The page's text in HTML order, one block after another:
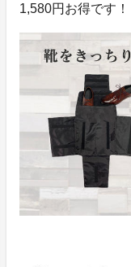
1,580円お得です！